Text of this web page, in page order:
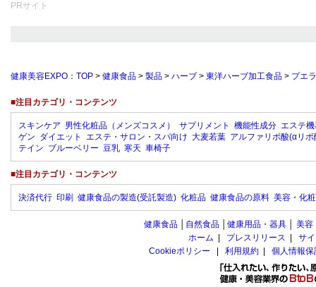
PRサイト
健康美容EXPO：TOP > 健康食品 > 製品 > ハーブ > 東洋ハーブ加工食品 > プエ
■注目カテゴリ・コンテンツ
スキンケア 男性化粧品（メンズコスメ） サプリメント 機能性成分 エステ
ゲン ダイエット エステ・サロン・スパ向け 大麦若葉 アルファリポ酸(αリポ
テイン ブルーベリー 豆乳 寒天 車椅子
■注目カテゴリ・コンテンツ
決済代行 印刷 健康食品の製造(受託製造) 化粧品 健康食品の原料 美容・化
健康食品 自然食品 健康用品・器具 美容
ホーム
プレスリリース
サ
Cookieポリシー
利用規約 個人情報